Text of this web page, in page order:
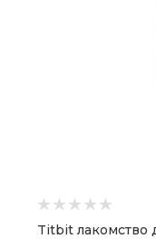
Titbit лакомство